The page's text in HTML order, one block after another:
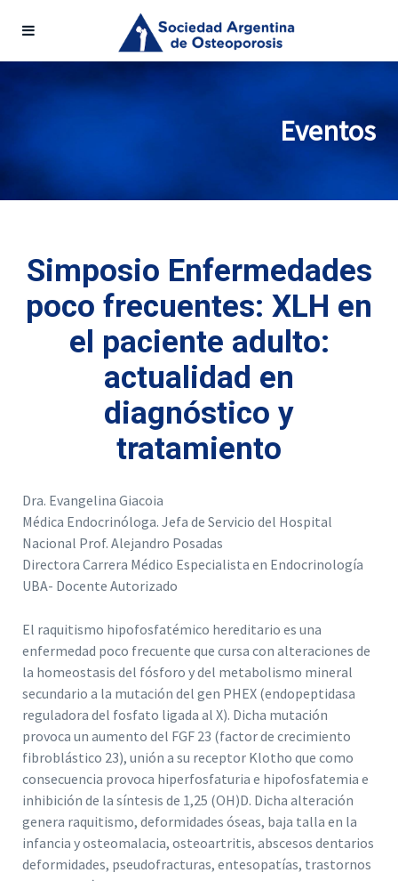
Eventos
Simposio Enfermedades
poco frecuentes: XLH en
el paciente adulto:
actualidad en
diagnóstico y
tratamiento
Dra. Evangelina Giacoia
Médica Endocrinóloga. Jefa de Servicio del Hospital
Nacional Prof. Alejandro Posadas
Directora Carrera Médico Especialista en Endocrinología
UBA- Docente Autorizado
El raquitismo hipofosfatémico hereditario es una
enfermedad poco frecuente que cursa con alteraciones de
la homeostasis del fósforo y del metabolismo mineral
secundario a la mutación del gen PHEX (endopeptidasa
reguladora del fosfato ligada al X). Dicha mutación
provoca un aumento del FGF 23 (factor de crecimiento
fibroblástico 23), unión a su receptor Klotho que como
consecuencia provoca hiperfosfaturia e hipofosfatemia e
inhibición de la síntesis de 1,25 (OH)D. Dicha alteración
genera raquitismo, deformidades óseas, baja talla en la
infancia y osteomalacia, osteoartritis, abscesos dentarios
deformidades, pseudofracturas, entesopatías, trastornos